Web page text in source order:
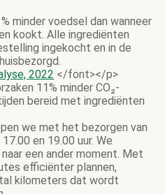
minder voedsel dan wanneer
kookt. Alle ingrediënten
ingekocht en in de
2022 </font></p>
11% minder CO₂-
bereid met ingrediënten
we met het bezorgen van
en 19.00 uur. We
een ander moment. Met
efficiënter plannen,
kilometers dat wordt